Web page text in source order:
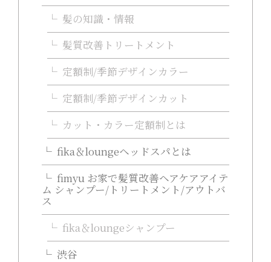
髪の知識・情報
髪質改善トリートメント
定額制/季節デザインカラー
定額制/季節デザインカット
カット・カラー定額制とは
fika＆loungeヘッドスパとは
fimyu お家で髪質改善ヘアケアアイテ
ム シャンプー/トリートメント/アウトバ
ス
fika＆loungeシャンプー
渋谷